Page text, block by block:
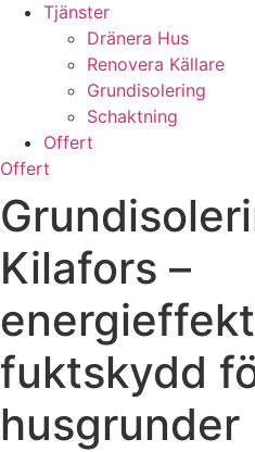
Tjänster
Dränera Hus
Renovera Källare
Grundisolering
Schaktning
Offert
Offert
Kilafors –
fuktskydd
husgrunder